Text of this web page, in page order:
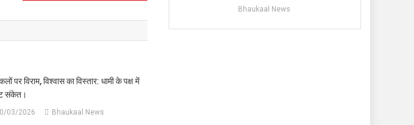
पर विराम, विश्वास का विस्तार: धामी के पक्ष में
संकेत।
03/2026 Bhaukaal News
Bhaukaal News